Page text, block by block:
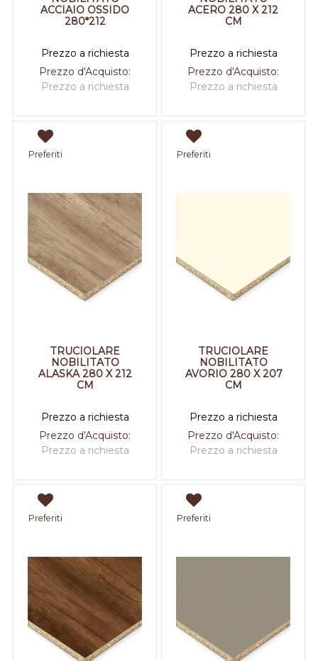
ACCIAIO OSSIDO
280*212
Prezzo a richiesta
Prezzo d'Acquisto:
Prezzo a richiesta
ACERO 280 X 212
CM
Prezzo a richiesta
Prezzo d'Acquisto:
Prezzo a richiesta
Preferiti
TRUCIOLARE
NOBILITATO
ALASKA 280 X 212
CM
Prezzo a richiesta
Prezzo d'Acquisto:
Prezzo a richiesta
Preferiti
TRUCIOLARE
NOBILITATO
AVORIO 280 X 207
CM
Prezzo a richiesta
Prezzo d'Acquisto:
Prezzo a richiesta
Preferiti Preferiti